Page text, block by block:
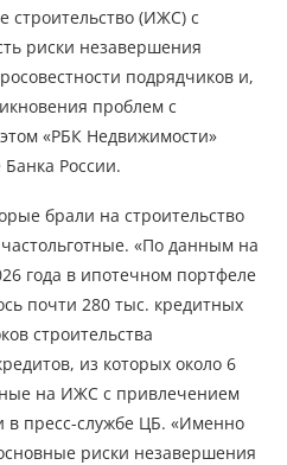
строительство (ИЖС) с
риски незавершения
подрядчиков и,
проблем с
«РБК Недвижимости»
Банка России.
брали на строительство
«По данным на
года в ипотечном портфеле
почти 280 тыс. кредитных
строительства
из которых около 6
на ИЖС с привлечением
в пресс-службе ЦБ. «Именно
риски незавершения